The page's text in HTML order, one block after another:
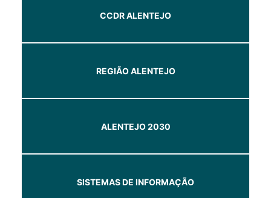
CCDR ALENTEJO
REGIÃO ALENTEJO
ALENTEJO 2030
SISTEMAS DE INFORMAÇÃO